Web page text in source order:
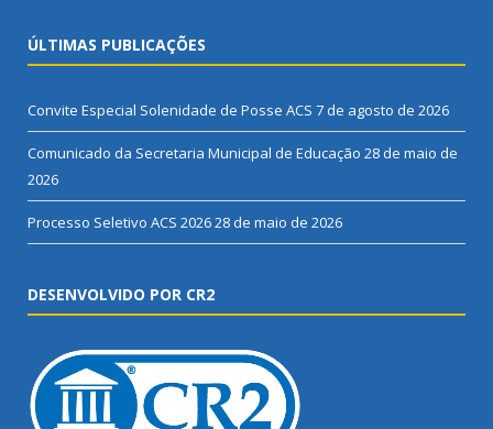
ÚLTIMAS PUBLICAÇÕES
Convite Especial Solenidade de Posse ACS 7 de agosto de 2026
Comunicado da Secretaria Municipal de Educação 28 de maio de
2026
Processo Seletivo ACS 202628 de maio de 2026
DESENVOLVIDO POR CR2